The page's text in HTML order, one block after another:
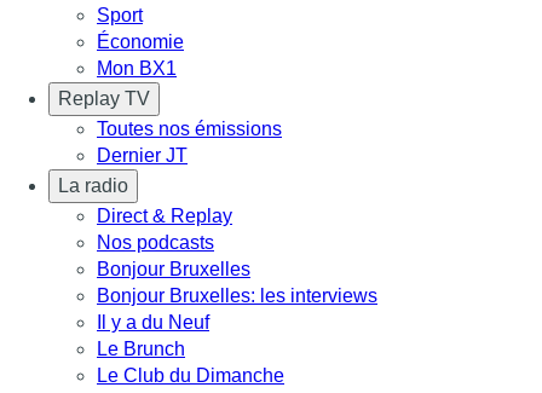
Sport
Économie
Mon BX1
Replay TV
Toutes nos émissions
Dernier JT
La radio
Direct & Replay
Nos podcasts
Bonjour Bruxelles
Bonjour Bruxelles: les interviews
Il y a du Neuf
Le Brunch
Le Club du Dimanche